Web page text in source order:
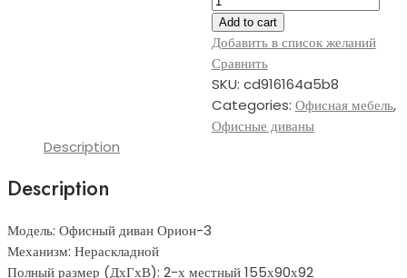
диван
Орион-3
quantity
Add to cart
Добавить в список желаний
Сравнить
SKU: cd916164a5b8
Categories: Офисная мебель,
Офисные диваны
Description
Description
Модель: Офисный диван Орион-3
Механизм: Нераскладной
Полный размер (ДхГхВ): 2-х местный 155х90х92